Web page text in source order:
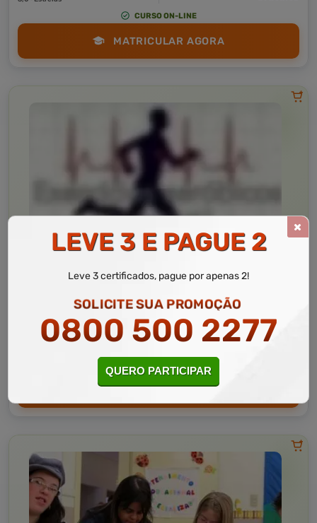
CURSO ON-LINE
MATRICULAR AGORA
Curso Livre
Curso
Gratuito
MATRICULAR AGORA
LEVE 3 E PAGUE 2
Leve 3 certificados, pague por apenas 2!
SOLICITE SUA PROMOÇÃO
0800 500 2277
QUERO PARTICIPAR